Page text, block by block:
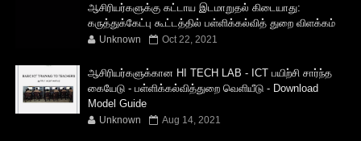
ஆசிரியர்களுக்கு கட்டாய இடமாறுதல் கிடையாது:
கருத்துக்கேட்பு கூட்டத்தில் பள்ளிக்கல்வித் துறை விளக்கம்
Unknown Oct 22, 2021
ஆசிரியர்களுக்கான HI TECH LAB - ICT பயிற்சி சார்ந்த
கையேடு - பள்ளிக்கல்வித்துறை வெளியீடு - Download
Model Guide
Unknown Aug 14, 2021